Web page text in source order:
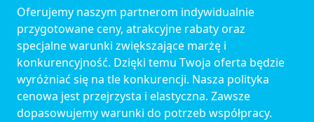
Oferujemy naszym partnerom indywidualnie
przygotowane ceny, atrakcyjne rabaty oraz
specjalne warunki zwiększające marżę i
konkurencyjność. Dzięki temu Twoja oferta będzie
wyróżniać się na tle konkurencji. Nasza polityka
cenowa jest przejrzysta i elastyczna. Zawsze
dopasowujemy warunki do potrzeb współpracy.